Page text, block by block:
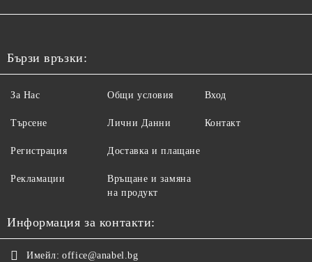
Бързи връзки:
За Нас
Търсене
Регистрация
Рекламации
Общи условия
Лични Данни
Доставка и плащане
Връщане и замяна
на продукт
Вход
Контакт
Информация за контакти:
Имейл: office@anabel.bg